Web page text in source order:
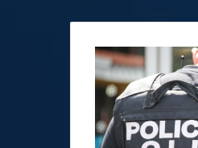
Juez
policía
involucrados
en
presunto